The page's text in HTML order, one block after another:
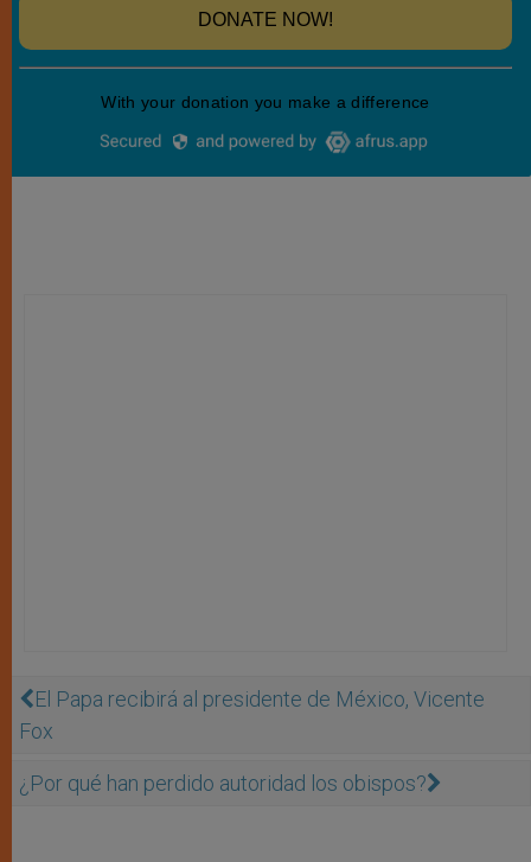
El Papa recibirá al presidente de México, Vicente
Fox
¿Por qué han perdido autoridad los obispos?